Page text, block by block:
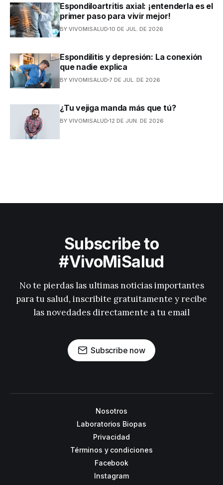
Espondiloartritis axial: ¡entenderla es el
primer paso para vivir mejor!
BY VIVOMISALUD 10 DE JUL. DE 2026
Espondilitis y depresión: La conexión
que nadie explica
BY VIVOMISALUD 7 DE JUL. DE 2026
¿Tu vejiga manda más que tú?
BY VIVOMISALUD 12 DE JUN. DE 2026
Subscribe to
#VivoMiSalud
No te pierdas las ultimas noticias importantes
para tu salud, inscribite gratuitamente y recibe
las novedades directamente a tu email
Subscribe now
Nosotros
Laboratorios Biopas
Privacidad
Términos y condiciones
Facebook
Instagram